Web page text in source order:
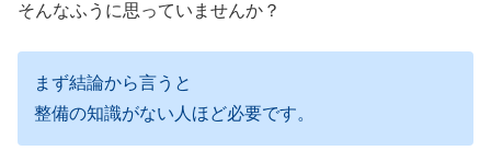
そんなふうに思っていませんか？
まず結論から言うと
整備の知識がない人ほど必要です。